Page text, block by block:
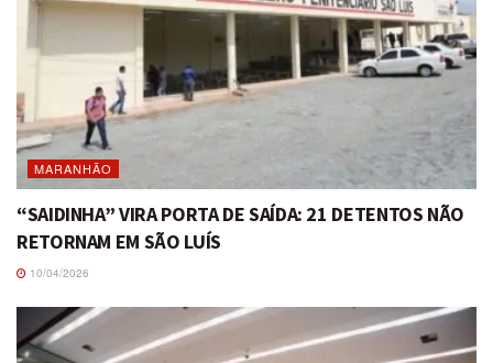
MARANHÃO
“SAIDINHA” VIRA PORTA DE SAÍDA: 21 DETENTOS NÃO
RETORNAM EM SÃO LUÍS
10/04/2026